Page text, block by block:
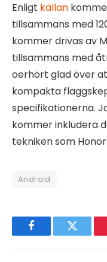
Enligt källan
tillsammans med
kommer drivas av
tillsammans med
oerhört glad över
kompakta
specifikationerna.
kommer inkludera
tekniken som
Android
FacebookTwitter